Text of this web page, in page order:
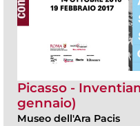
Picasso -
gennaio)
Museo dell'Ara Pacis